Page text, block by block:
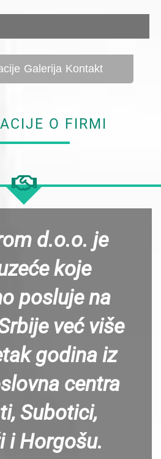
Galerija Kontakt
O FIRMI
d.o.o. je
koje
posluje na
već više
godina iz
centra
Subotici,
i Horgošu.